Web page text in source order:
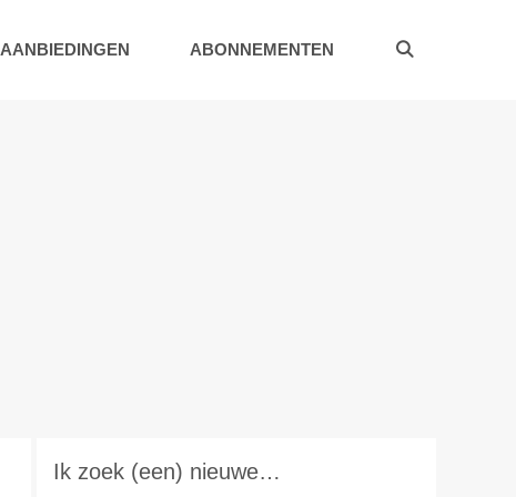
AANBIEDINGEN ABONNEMENTEN
Ik zoek (een) nieuwe…